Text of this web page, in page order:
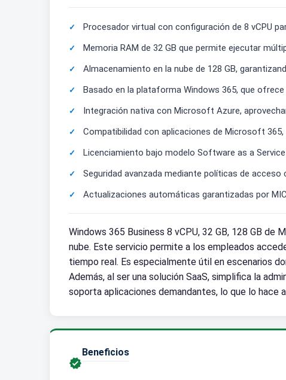
Procesador virtual con configuración de 8 vCPU
Memoria RAM de 32 GB que permite ejecutar
Almacenamiento en la nube de 128 GB,
Basado en la plataforma Windows 365, que
Integración nativa con Microsoft Azure,
Compatibilidad con aplicaciones de Microsoft
Licenciamiento bajo modelo Software as a
Seguridad avanzada mediante políticas de
Actualizaciones automáticas garantizadas por
Windows 365 Business 8 vCPU, 32 GB, 128 GB de
nube. Este servicio permite a los empleados
tiempo real. Es especialmente útil en escenarios
Además, al ser una solución SaaS, simplifica la
soporta aplicaciones demandantes, lo que lo hace

Beneficios